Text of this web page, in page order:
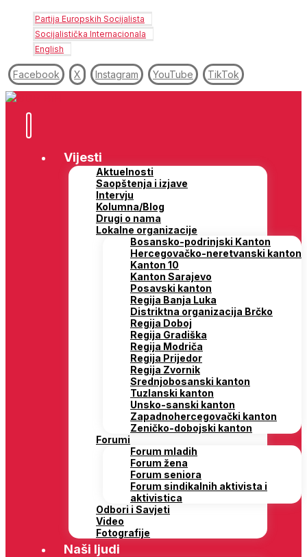
Partija Europskih Socijalista
Socijalistička Internacionala
English
Facebook X Instagram YouTube TikTok
Vijesti
Aktuelnosti
Saopštenja i izjave
Intervju
Kolumna/Blog
Drugi o nama
Lokalne organizacije
Bosansko-podrinjski Kanton
Hercegovačko-neretvanski kanton
Kanton 10
Kanton Sarajevo
Posavski kanton
Regija Banja Luka
Distriktna organizacija Brčko
Regija Doboj
Regija Gradiška
Regija Modriča
Regija Prijedor
Regija Zvornik
Srednjobosanski kanton
Tuzlanski kanton
Unsko-sanski kanton
Zapadnohercegovački kanton
Zeničko-dobojski kanton
Forumi
Forum mladih
Forum žena
Forum seniora
Forum sindikalnih aktivista i
aktivistica
Odbori i Savjeti
Video
Fotografije
Naši ljudi